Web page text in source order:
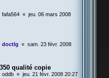
fafa564 « jeu. 06 mars 2008
doctlg « sam. 23 févr. 2008
qualité copie
oddb « jeu. 21 févr. 2008 20:27